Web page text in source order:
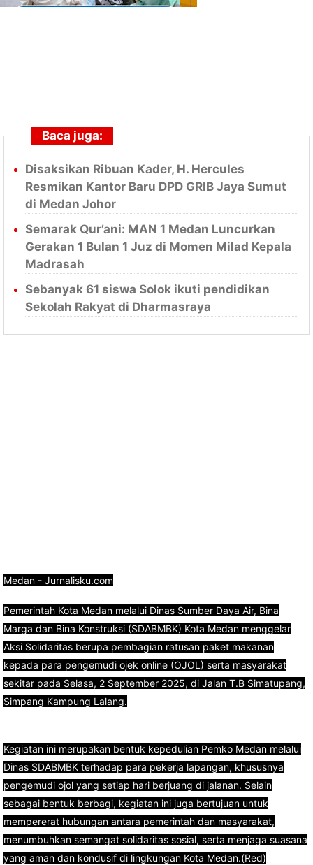
Baca juga:
Disaksikan Ribuan Kader, H. Hercules
Resmikan Kantor Baru DPD GRIB Jaya Sumut
di Medan Johor
Semarak Qur’ani: MAN 1 Medan Luncurkan
Gerakan 1 Bulan 1 Juz di Momen Milad Kepala
Madrasah
Sebanyak 61 siswa Solok ikuti pendidikan
Sekolah Rakyat di Dharmasraya
Medan - Jurnalisku.com
Pemerintah Kota Medan melalui Dinas Sumber Daya Air, Bina
Marga dan Bina Konstruksi (SDABMBK) Kota Medan menggelar
Aksi Solidaritas berupa pembagian ratusan paket makanan
kepada para pengemudi ojek online (OJOL) serta masyarakat
sekitar pada Selasa, 2 September 2025, di Jalan T.B Simatupang,
Simpang Kampung Lalang.
Kegiatan ini merupakan bentuk kepedulian Pemko Medan melalui
Dinas SDABMBK terhadap para pekerja lapangan, khususnya
pengemudi ojol yang setiap hari berjuang di jalanan. Selain
sebagai bentuk berbagi, kegiatan ini juga bertujuan untuk
mempererat hubungan antara pemerintah dan masyarakat,
menumbuhkan semangat solidaritas sosial, serta menjaga suasana
yang aman dan kondusif di lingkungan Kota Medan.(Red)